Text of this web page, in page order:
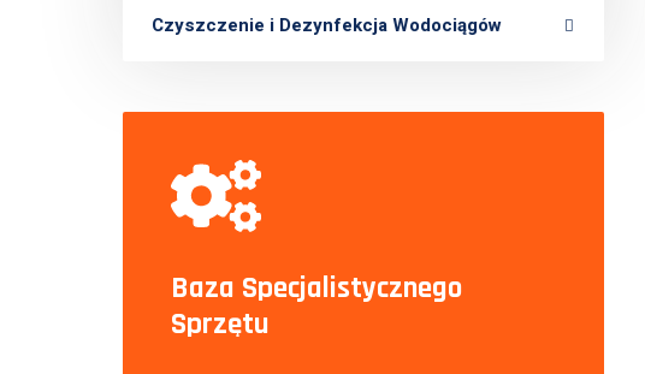
Czyszczenie i Dezynfekcja Wodociągów
Baza Specjalistycznego
Sprzętu